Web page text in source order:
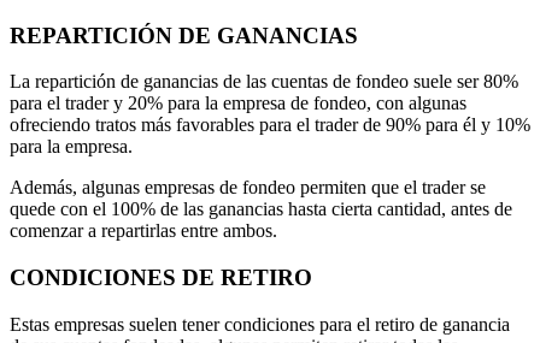
REPARTICIÓN DE GANANCIAS
La repartición de ganancias de las cuentas de fondeo suele ser 80%
para el trader y 20% para la empresa de fondeo, con algunas
ofreciendo tratos más favorables para el trader de 90% para él y 10%
para la empresa.
Además, algunas empresas de fondeo permiten que el trader se
quede con el 100% de las ganancias hasta cierta cantidad, antes de
comenzar a repartirlas entre ambos.
CONDICIONES DE RETIRO
Estas empresas suelen tener condiciones para el retiro de ganancia